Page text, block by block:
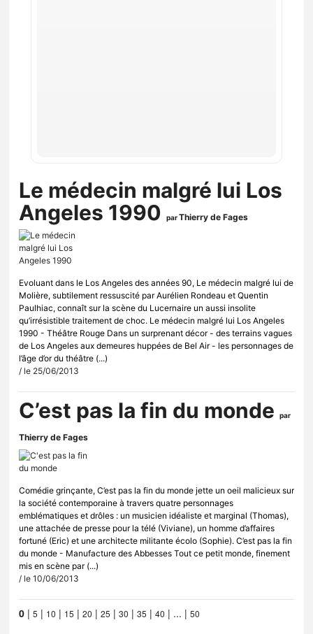
Le médecin malgré lui Los
Angeles 1990
parThierry de Fages
Evoluant dans le Los Angeles des années 90, Le médecin malgré lui de
Molière, subtilement ressuscité par Aurélien Rondeau et Quentin
Paulhiac, connaît sur la scène du Lucernaire un aussi insolite
qu’irrésistible traitement de choc. Le médecin malgré lui Los Angeles
1990 - Théâtre Rouge Dans un surprenant décor - des terrains vagues
de Los Angeles aux demeures huppées de Bel Air - les personnages de
l’âge d’or du théâtre (...)
/ le 25/06/2013
C’est pas la fin du monde par
Thierry de Fages
Comédie grinçante, C’est pas la fin du monde jette un oeil malicieux sur
la société contemporaine à travers quatre personnages
emblématiques et drôles : un musicien idéaliste et marginal (Thomas),
une attachée de presse pour la télé (Viviane), un homme d’affaires
fortuné (Eric) et une architecte militante écolo (Sophie). C’est pas la fin
du monde - Manufacture des Abbesses Tout ce petit monde, finement
mis en scène par (...)
/ le 10/06/2013
0 | 5 | 10 | 15 | 20 | 25 | 30 | 35 | 40 | ... | 50